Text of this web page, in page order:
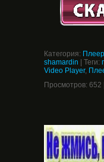
Категория:
shamardin
Теги:
Video Player,
Просмотров: 652